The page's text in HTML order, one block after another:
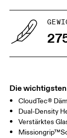
Die
CloudTec®
Dual-Density
Verstärktes